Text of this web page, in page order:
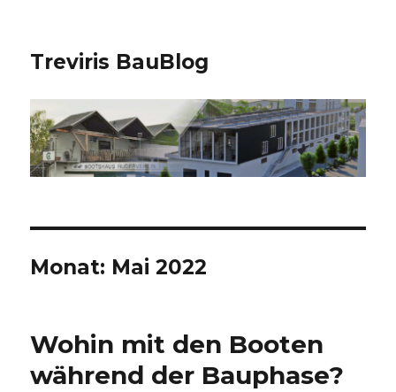
Treviris BauBlog
Monat: Mai 2022
Wohin mit den Booten
während der Bauphase?